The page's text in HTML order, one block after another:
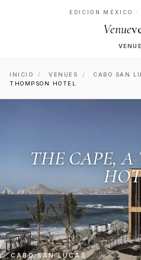
EDICIÓN MÉXICO ·
Venue
INICIO / VENUES / CABO SAN
THOMPSON HOTEL
THE CAPE,
CABO SAN LUCAS